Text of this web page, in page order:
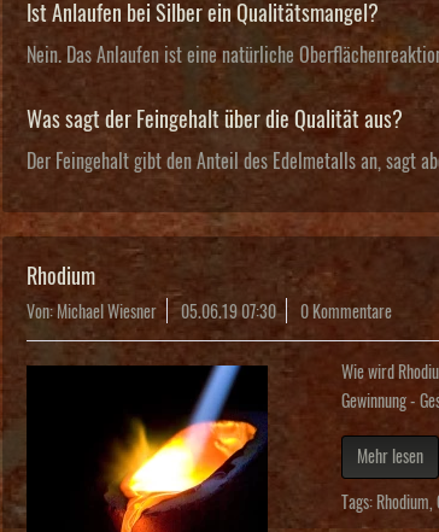
Ist Anlaufen bei Silber ein Qualitätsmangel?
Nein. Das Anlaufen ist eine natürliche
Was sagt der Feingehalt über die Qualität aus?
Der Feingehalt gibt den Anteil des Edelmetalls an, sagt
Rhodium
Von: Michael Wiesner 05.06.19 07:30 0 Kommentare
Wie wird
Gewinnung -
Mehr lesen
Tags: Rhodium,